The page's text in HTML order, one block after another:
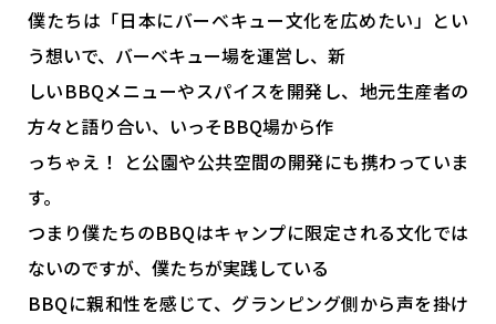
僕たちは「日本にバーベキュー文化を広めたい」とい
う想いで、バーベキュー場を運営し、新
しいBBQメニューやスパイスを開発し、地元生産者の
方々と語り合い、いっそBBQ場から作
っちゃえ！ と公園や公共空間の開発にも携わっていま
す。
つまり僕たちのBBQはキャンプに限定される文化では
ないのですが、僕たちが実践している
BBQに親和性を感じて、グランピング側から声を掛け